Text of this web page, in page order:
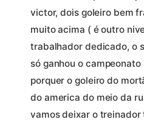
victor, dois goleiro bem
muito acima ( é outro
trabalhador dedicado, o
só ganhou o
porquer o goleiro do
do america do meio da
vamos deixar o treinador